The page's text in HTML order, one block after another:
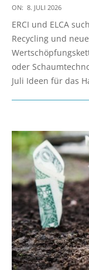
2026-
07-
08
ON: 8. JULI 2026
ERCI und ELCA
Recycling und
oder
Juli Ideen für das